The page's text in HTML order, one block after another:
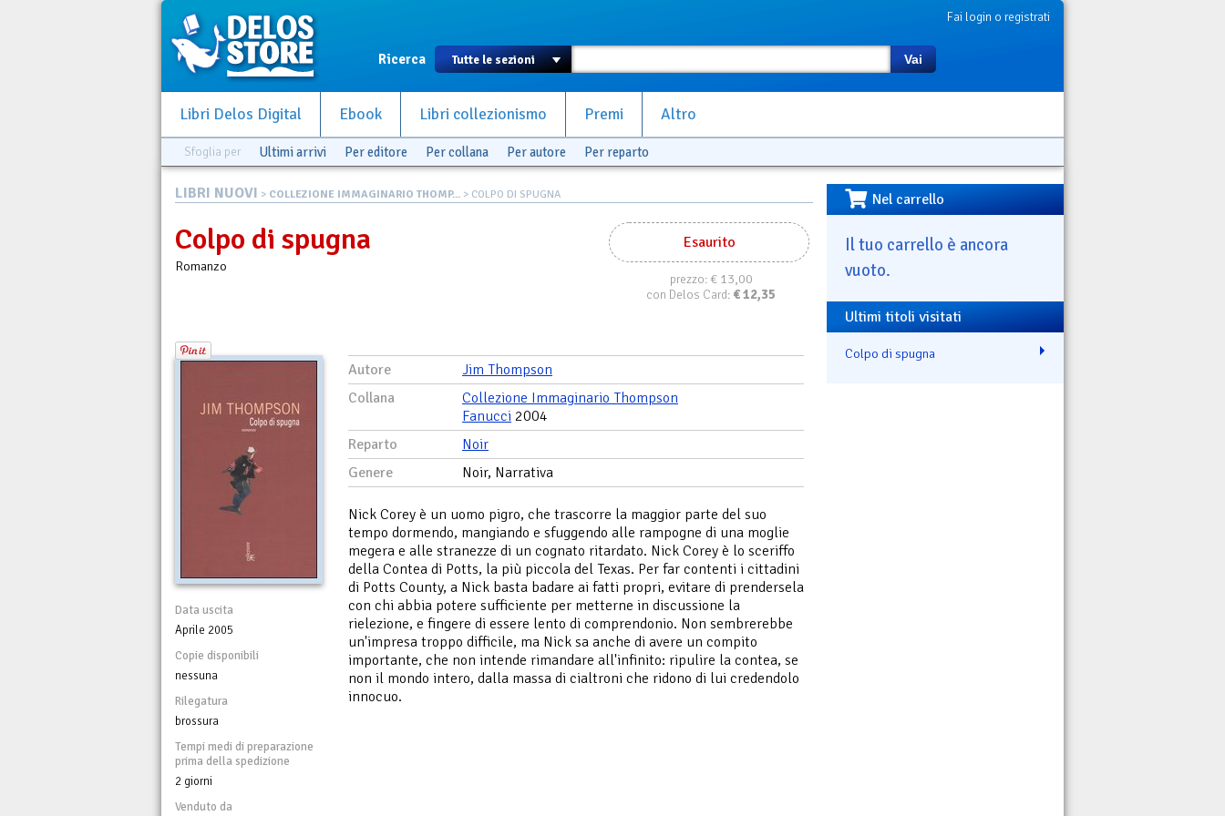
Fai login o registrati
Ricerca Vai
Libri Delos Digital Ebook Libri collezionismo Premi Altro
Sfoglia per Ultimi arrivi Per editore Per collana Per autore Per reparto
LIBRI NUOVI > COLLEZIONE IMMAGINARIO THOMP... > COLPO DI SPUGNA
Esaurito
prezzo:€ 13,00
con Delos Card: €12,35
Colpo di spugna
Romanzo
Data uscita
Aprile 2005
Copie disponibili
nessuna
Rilegatura
brossura
Tempi medi di preparazione
prima della spedizione
2 giorni
Venduto da
Autore
Jim Thompson
Collana
Collezione Immaginario Thompson
Fanucci 2004
Reparto
Noir
Genere
Noir, Narrativa
Nick Corey è un uomo pigro, che trascorre la maggior parte del suo
tempo dormendo, mangiando e sfuggendo alle rampogne di una moglie
megera e alle stranezze di un cognato ritardato. Nick Corey è lo sceriffo
della Contea di Potts, la più piccola del Texas. Per far contenti i cittadini
di Potts County, a Nick basta badare ai fatti propri, evitare di prendersela
con chi abbia potere sufficiente per metterne in discussione la
rielezione, e fingere di essere lento di comprendonio. Non sembrerebbe
un'impresa troppo difficile, ma Nick sa anche di avere un compito
importante, che non intende rimandare all'infinito: ripulire la contea, se
non il mondo intero, dalla massa di cialtroni che ridono di lui credendolo
innocuo.
Nel carrello
Il tuo carrello è ancora
vuoto.
Ultimi titoli visitati
Colpo di spugna